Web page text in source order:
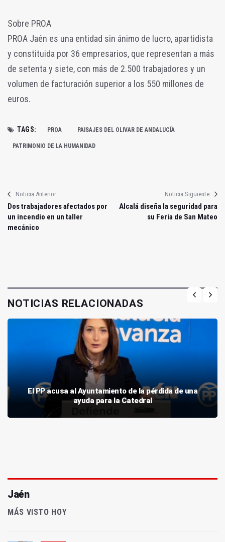
Sobre PROA
PROA Jaén es una entidad sin ánimo de lucro, apartidista
y constituida por 36 empresarios, que representan a más
de setenta y siete, con más de 2.500 trabajadores y un
volumen de facturación superior a los 550 millones de
euros.
TAGS: PROA PAISAJES DEL OLIVAR DE ANDALUCÍA
PATRIMONIO DE LA HUMANIDAD
Noticia Anterior
Dos trabajadores afectados por
un incendio en un taller
mecánico
Noticia Siguiente
Alcalá diseña la seguridad para
su Feria de San Mateo
NOTICIAS RELACIONADAS
El PP acusa al Ayuntamiento de la pérdida de una
ayuda para la Catedral
Jaén
MÁS VISTO HOY